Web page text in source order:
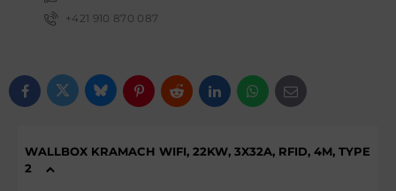
+421 910 870 087
FacebookTwitterBlueskyPinterestRedditLinkedInWhatsApp
E-mail
WALLBOX KRAMACH WIFI, 22KW, 3X32A, RFID, 4M, TYPE
2